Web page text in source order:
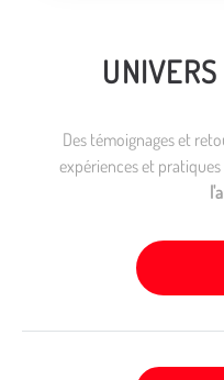
Des témoignages et
expériences et